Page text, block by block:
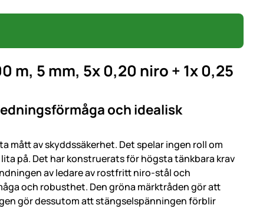
m, 5 mm, 5x 0,20 niro + 1x 0,25
och idealisk
mått av skyddssäkerhet. Det spelar ingen roll om
på. Det har konstruerats för högsta tänkbara krav
av ledare av rostfritt niro-stål och
och robusthet. Den gröna märktråden gör att
gör dessutom att stängselspänningen förblir